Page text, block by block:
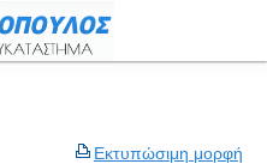
Εκτυπώσιμη μορφή